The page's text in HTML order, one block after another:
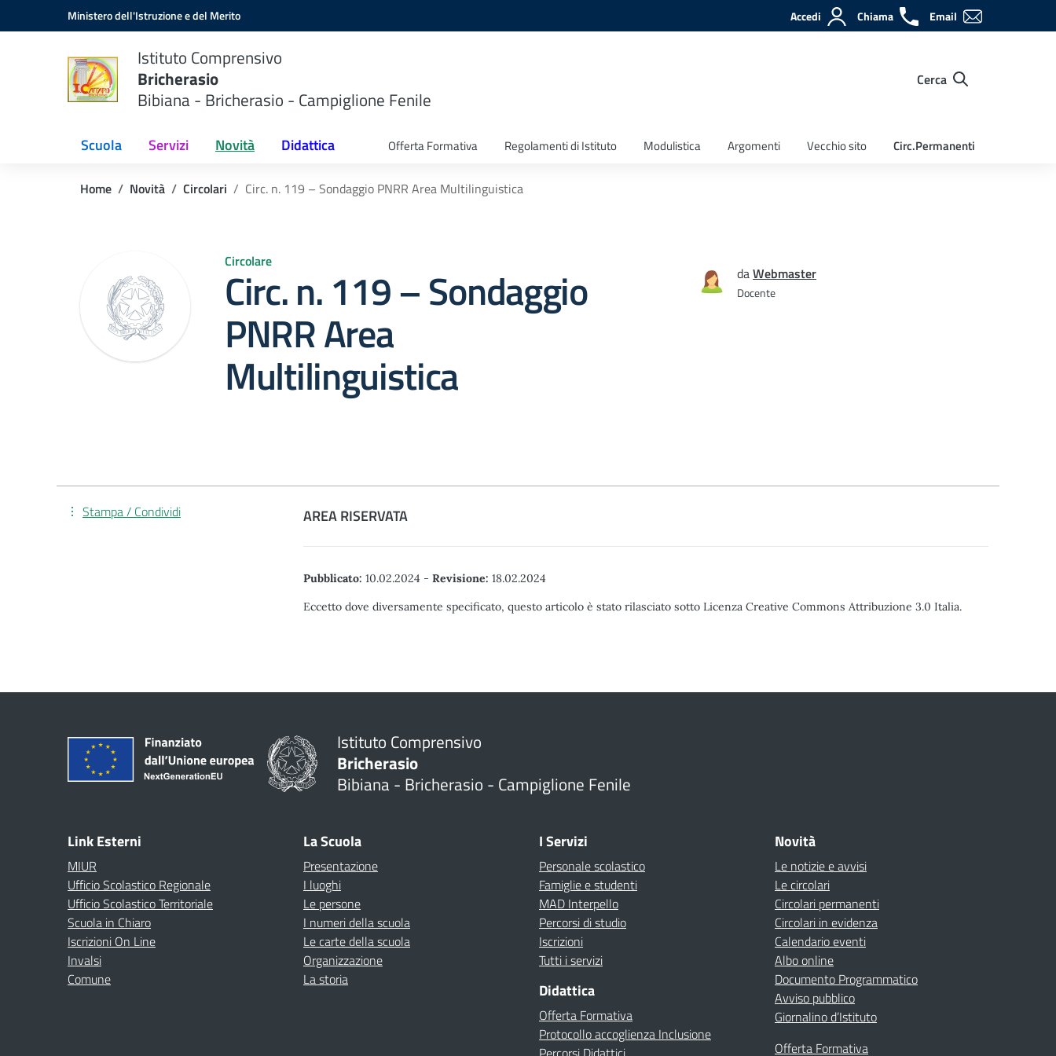
Vai ai contenuti
Vai al menu di navigazioneMinistero dell'Istruzione e del Merito Accedi Chiama Email
Istituto Comprensivo
Bricherasio
Bibiana - Bricherasio - Campiglione Fenile
Cerca
Scuola Servizi Novità Didattica Offerta Formativa Regolamenti di Istituto Modulistica Argomenti Vecchio sito Circ.Permanenti
Home Novità Circolari Circ. n. 119 – Sondaggio PNRR Area Multilinguistica
Circolare
Circ. n. 119 – Sondaggio
PNRR Area
Multilinguistica
daWebmaster
Docente
AREA RISERVATA
Pubblicato: 10.02.2024 - Revisione: 18.02.2024
Eccetto dove diversamente specificato, questo articolo è stato rilasciato sotto Licenza Creative Commons Attribuzione 3.0 Italia.
Stampa / Condividi
Istituto Comprensivo
Bricherasio
Bibiana - Bricherasio - Campiglione Fenile
Link Esterni
MIUR
Ufficio Scolastico Regionale
Ufficio Scolastico Territoriale
Scuola in Chiaro
Iscrizioni On Line
Invalsi
Comune
La Scuola
Presentazione
I luoghi
Le persone
I numeri della scuola
Le carte della scuola
Organizzazione
La storia
I Servizi
Personale scolastico
Famiglie e studenti
MAD Interpello
Percorsi di studio
Iscrizioni
Tutti i servizi
Didattica
Offerta Formativa
Protocollo accoglienza Inclusione
Novità
Le notizie e avvisi
Le circolari
Circolari permanenti
Circolari in evidenza
Calendario eventi
Albo online
Documento Programmatico
Avviso pubblico
Giornalino d’Istituto
Offerta Formativa